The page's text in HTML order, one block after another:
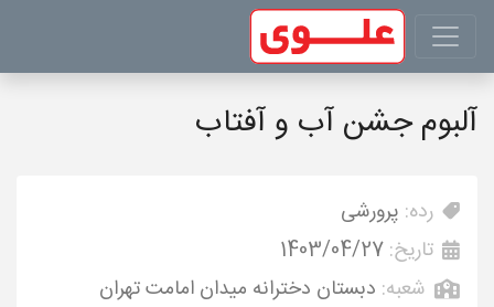
آلبوم جشن آب و آفتاب
رده: پرورشی
تاریخ: 1403/04/27
شعبه: دبستان دخترانه میدان امامت تهران